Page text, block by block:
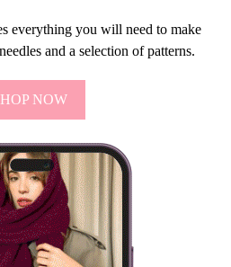
everything you will need to make
and a selection of patterns.
NOW